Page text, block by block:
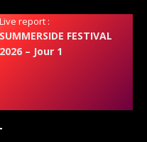
Live report :
SUMMERSIDE FESTIVAL
2026 – Jour 1